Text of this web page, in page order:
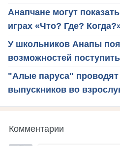
Анапчане могут
играх «Что? Где?
У школьников Анапы
возможностей
"Алые паруса" проводят
выпускников во
Комментарии